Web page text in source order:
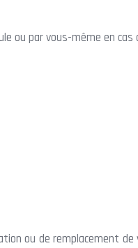
par vous-même en cas
ou de remplacement